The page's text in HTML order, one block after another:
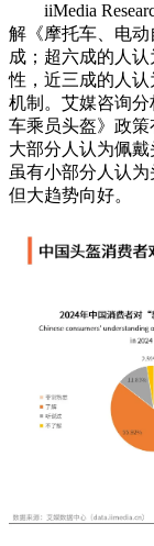
iiMedia
解《摩托车、电
成；超六成的人
性，近三成的人
机制。艾媒咨询
车乘员头盔》政
大部分人认为佩
虽有小部分人认
但大趋势向好。